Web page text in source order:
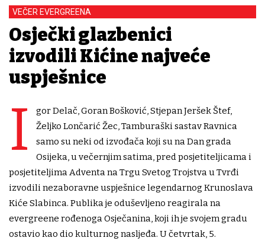
VEČER EVERGREENA
Osječki glazbenici
izvodili Kićine najveće
uspješnice
I
gor Delač, Goran Bošković, Stjepan Jeršek Štef,
Željko Lončarić Žec, Tamburaški sastav Ravnica
samo su neki od izvođača koji su na Dan grada
Osijeka, u večernjim satima, pred posjetiteljicama i
posjetiteljima Adventa na Trgu Svetog Trojstva u Tvrđi
izvodili nezaboravne uspješnice legendarnog Krunoslava
Kiće Slabinca. Publika je oduševljeno reagirala na
evergreene rođenoga Osječanina, koji ih je svojem gradu
ostavio kao dio kulturnog nasljeđa. U četvrtak, 5.